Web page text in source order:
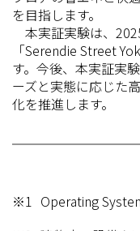
を目指します。
本実証実験は、
「Serendie Street
す。今後、本実証実
ーズと実態に応じた
化を推進します。
※1 Operating